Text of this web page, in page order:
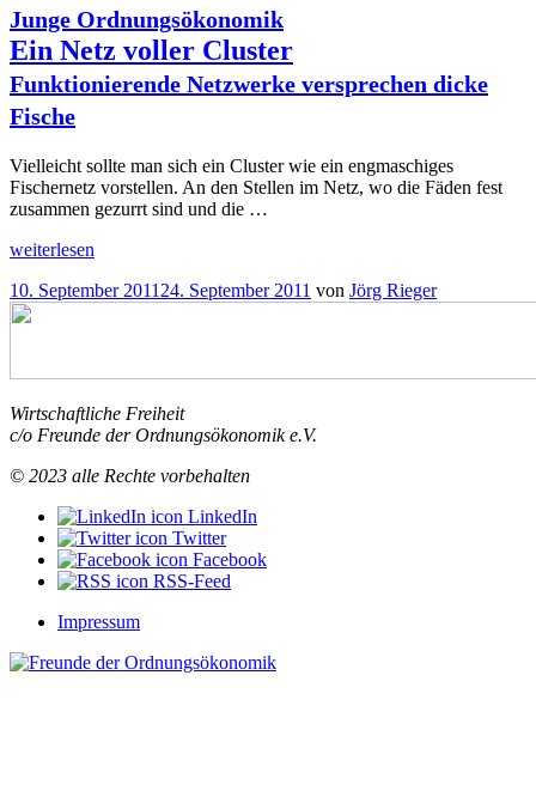
auf
der
Kippe?
Euro-
Rettungsschirme
sind
Merkantilismus““
Junge Ordnungsökonomik
Ein Netz voller Cluster
Funktionierende Netzwerke versprechen dicke
Fische
Vielleicht sollte man sich ein Cluster wie ein engmaschiges
Fischernetz vorstellen. An den Stellen im Netz, wo die Fäden fest
zusammen gezurrt sind und die …
„Junge
Ein
Netz
Funktionierende
versprechen
dicke
Fische
weiterlesen
Veröffentlicht
am
10. September 2011 24. September 2011 von Jörg Rieger
Wirtschaftliche Freiheit
c/o Freunde der Ordnungsökonomik e.V.
© 2023 alle Rechte vorbehalten
LinkedIn
Twitter
Facebook
RSS-Feed
Impressum